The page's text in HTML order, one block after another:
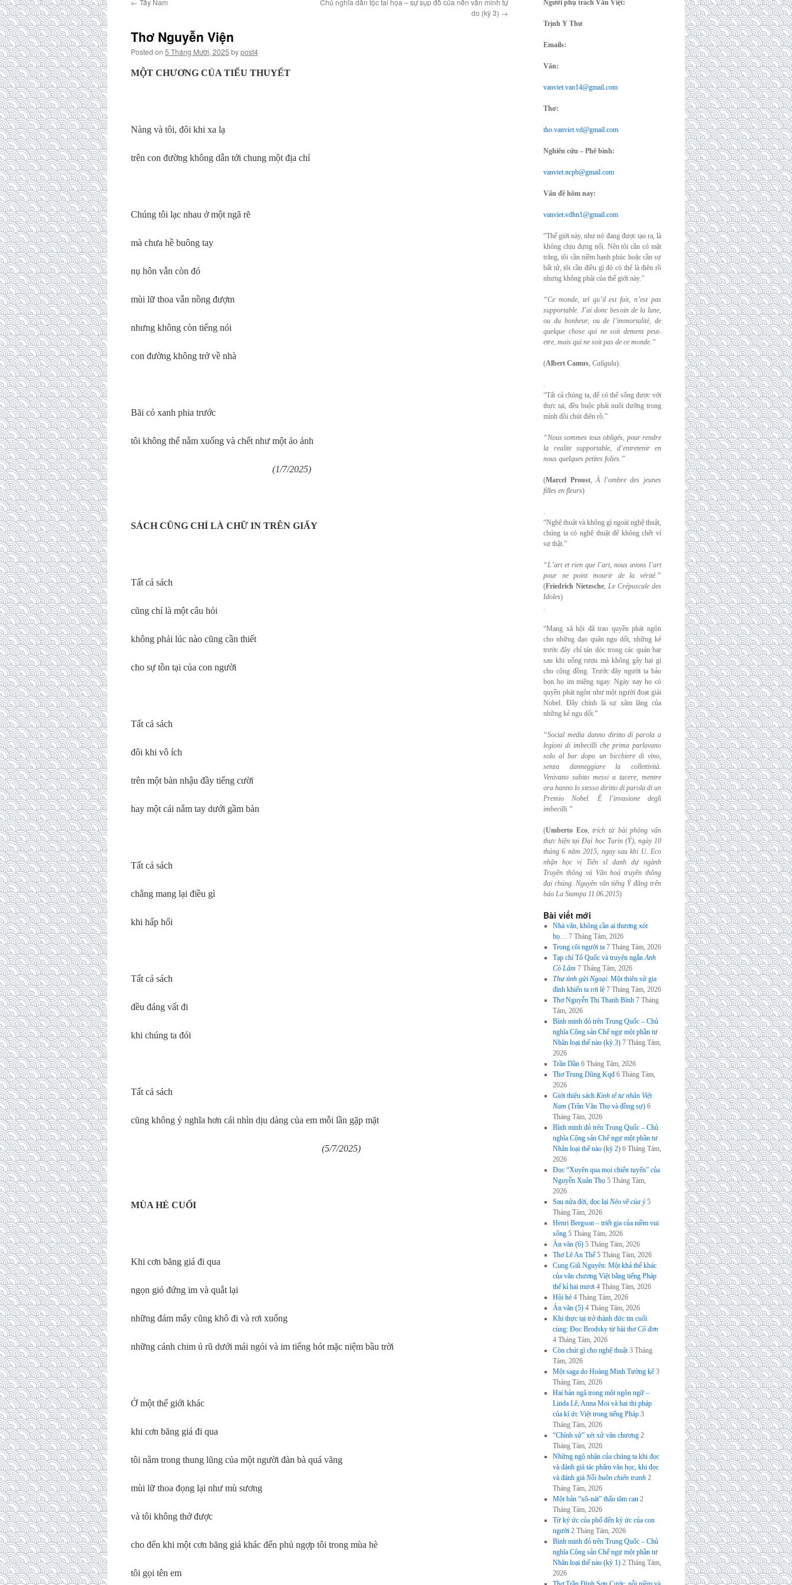
← Tây Nam
Chủ nghĩa dân tộc tai họa – sự sụp đổ của nền văn minh tự
do (kỳ 3) →
Thơ Nguyễn Viện
Posted on 5 Tháng Mười, 2025 bypost4
MỘT CHƯƠNG CỦA TIỂU THUYẾT
Nàng và tôi, đôi khi xa lạ
trên con đường không dẫn tới chung một địa chỉ
Chúng tôi lạc nhau ở một ngã rẽ
mà chưa hề buông tay
nụ hôn vẫn còn đó
mùi lữ thoa vẫn nồng đượm
nhưng không còn tiếng nói
con đường không trở về nhà
Bãi cỏ xanh phia trước
tôi không thể nằm xuống và chết như một ảo ảnh
(1/7/2025)
SÁCH CŨNG CHỈ LÀ CHỮ IN TRÊN GIẤY
Tất cả sách
cũng chỉ là một câu hỏi
không phải lúc nào cũng cần thiết
cho sự tồn tại của con người
Tất cả sách
đôi khi vô ích
trên một bàn nhậu đầy tiếng cười
hay một cái nắm tay dưới gầm bàn
Tất cả sách
chẳng mang lại điều gì
khi hấp hối
Tất cả sách
đều đáng vất đi
khi chúng ta đói
Tất cả sách
cũng không ý nghĩa hơn cái nhìn dịu dàng của em mỗi lần gặp mặt
(5/7/2025)
MÙA HÈ CUỐI
Khi cơn băng giá đi qua
ngọn gió đứng im và quắt lại
những đám mây cũng khô đi và rơi xuống
những cánh chim ủ rũ dưới mái ngói và im tiếng hót mặc niệm bầu trời
Ở một thế giới khác
khi cơn băng giá đi qua
tôi nằm trong thung lũng của một người đàn bà quá vãng
mùi lữ thoa đọng lại như mù sương
và tôi không thở được
cho đến khi một cơn băng giá khác đến phủ ngợp tôi trong mùa hè
tôi gọi tên em
Người phụ trách Văn Việt:
Trịnh Y Thư
Emails:
Văn:
vanviet.van14@gmail.com
Thơ:
tho.vanviet.vd@gmail.com
Nghiên cứu – Phê bình:
vanviet.ncpb@gmail.com
Vấn đề hôm nay:
vanviet.vdhn1@gmail.com
“Thế giới này, như nó đang được tạo ra, là
không chịu đựng nổi. Nên tôi cần có mặt
trăng, tôi cần niềm hạnh phúc hoặc cần sự
bất tử, tôi cần điều gì đó có thể là điên rồ
nhưng không phải của thế giới này.”
“Ce monde, tel qu’il est fait, n’est pas
supportable. J’ai donc besoin de la lune,
ou du bonheur, ou de l’immortalité, de
quelque chose qui ne soit dement peut-
etre, mais qui ne soit pas de ce monde.”
(Albert Camus, Caligula).
.
“Tất cả chúng ta, để có thể sống được với
thực tại, đều buộc phải nuôi dưỡng trong
mình đôi chút điên rồ.”
“Nous sommes tous obligés, pour rendre
la realite supportable, d’entretenir en
nous quelques petites folies.”
(Marcel Proust,À l’ombre des jeunes
filles en fleurs)
.
“Nghệ thuật và không gì ngoài nghệ thuật,
chúng ta có nghệ thuật để không chết vì
sự thật.”
“L’art et rien que l’art, nous avons l’art
pour ne point mourir de la vérité.”
(Friedrich Nietzsche, Le Crépuscule des
Idoles)
.
“Mạng xã hội đã trao quyền phát ngôn
cho những đạo quân ngu dốt, những kẻ
trước đây chỉ tán dóc trong các quán bar
sau khi uống rượu mà không gây hại gì
cho cộng đồng. Trước đây người ta bảo
bọn họ im miệng ngay. Ngày nay họ có
quyền phát ngôn như một người đoạt giải
Nobel. Đây chính là sự xâm lăng của
những kẻ ngu dốt.”
“Social media danno diritto di parola a
legioni di imbecilli che prima parlavano
solo albar dopo un bicchiere di vino,
senza danneggiare la collettività.
Venivano subito messi a tacere, mentre
ora hanno lo stesso diritto di parola di un
Premio Nobel. È l’invasione degli
imbecilli.”
(Umberto Eco,trích từ bài phỏng vấn
thực hiện tại Đại học Turin (Ý), ngày 10
tháng 6 năm 2015, ngay sau khi U. Eco
nhận học vị Tiến sĩ danh dự ngành
Truyền thông và Văn hoá truyền thông
đại chúng. Nguyên văn tiếng Ý đăng trên
báo La Stampa 11.06.2015)
Bài viết mới
Nhà văn, không cần ai thương xót
họ… 7 Tháng Tám, 2026
Trong cõi người ta 7 Tháng Tám, 2026
Tạp chí Tổ Quốc và truyện ngắnAnh
Cò Lấm 7 Tháng Tám, 2026
Thư tình gửi Ngoại: Một thiên sử gia
đình khiến ta rơi lệ 7 Tháng Tám, 2026
Thơ Nguyễn Thị Thanh Bình 7 Tháng
Tám, 2026
Bình minh đỏ trên Trung Quốc – Chủ
nghĩa Cộng sản Chế ngự một phần tư
Nhân loại thế nào (kỳ 3) 7 Tháng Tám,
2026
Trần Dần 6 Tháng Tám, 2026
Thơ Trung Dũng Kqđ 6 Tháng Tám,
2026
Giới thiệu sách Kinh tế tư nhân Việt
Nam (Trần Văn Thọ và đồng sự) 6
Tháng Tám, 2026
Bình minh đỏ trên Trung Quốc – Chủ
nghĩa Cộng sản Chế ngự một phần tư
Nhân loại thế nào (kỳ 2) 6 Tháng Tám,
2026
Đọc “Xuyên qua mọi chiến tuyến” của
Nguyễn Xuân Thọ 5 Tháng Tám,
2026
Sau nửa đời, đọc lại Nẻo về của ý 5
Tháng Tám, 2026
Henri Bergson – triết gia của niềm vui
sống 5 Tháng Tám, 2026
Án văn (6) 5 Tháng Tám, 2026
Thơ Lê An Thế 5 Tháng Tám, 2026
Cung Giũ Nguyên: Một khả thể khác
của văn chương Việt bằng tiếng Pháp
thế kỉ hai mươi 4 Tháng Tám, 2026
Hội hè 4 Tháng Tám, 2026
Án văn (5) 4 Tháng Tám, 2026
Khi thực tại trở thành đức tin cuối
cùng: Đọc Brodsky từ bài thơCô đơn
4 Tháng Tám, 2026
Còn chút gì cho nghệ thuật 3 Tháng
Tám, 2026
Một saga do Hoàng Minh Tường kể 3
Tháng Tám, 2026
Hai bản ngã trong một ngôn ngữ –
Linda Lê, Anna Moï và hai thi pháp
của kí ức Việt trong tiếng Pháp 3
Tháng Tám, 2026
“Chính sử” xét xử văn chương 2
Tháng Tám, 2026
Những ngộ nhận của chúng ta khi đọc
và đánh giá tác phẩm văn học, khi đọc
và đánh giá Nỗi buồn chiến tranh 2
Tháng Tám, 2026
Một bản “xô-nát” thấu tâm can 2
Tháng Tám, 2026
Từ ký ức của phố đến ký ức của con
người 2 Tháng Tám, 2026
Bình minh đỏ trên Trung Quốc – Chủ
nghĩa Cộng sản Chế ngự một phần tư
Nhân loại thế nào (kỳ 1) 2 Tháng Tám,
2026